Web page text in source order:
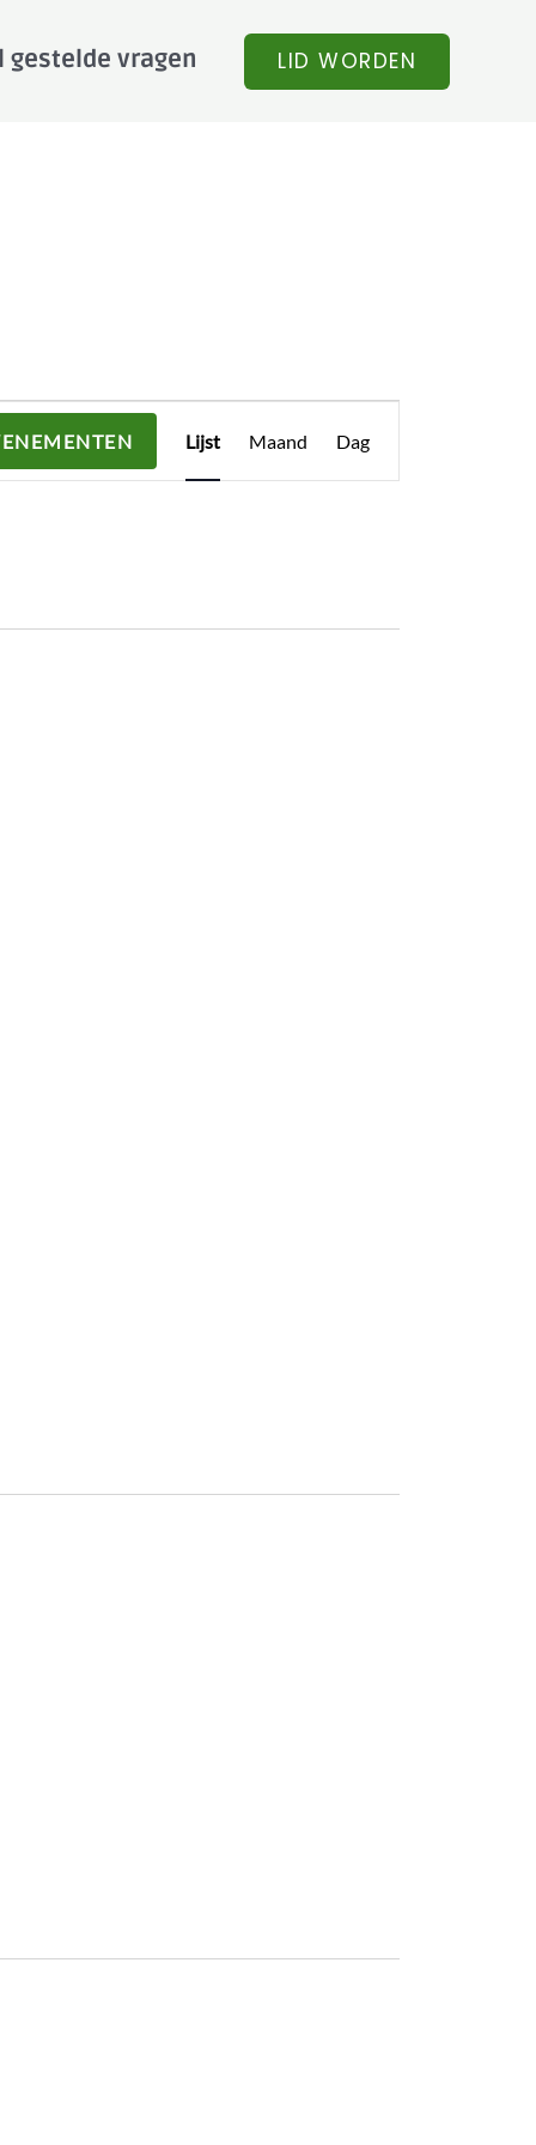
gestelde vragen LID WORDEN
weergaven
navigatie
Lijst Maand Dag